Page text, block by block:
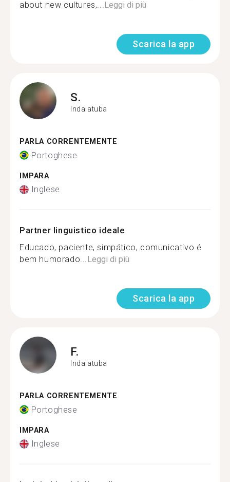
about new cultures,...Leggi di più
Scarica la app
S.
Indaiatuba
PARLA CORRENTEMENTE
Portoghese
IMPARA
Inglese
Partner linguistico ideale
Educado, paciente, simpático, comunicativo é
bem humorado...Leggi di più
Scarica la app
F.
Indaiatuba
PARLA CORRENTEMENTE
Portoghese
IMPARA
Inglese